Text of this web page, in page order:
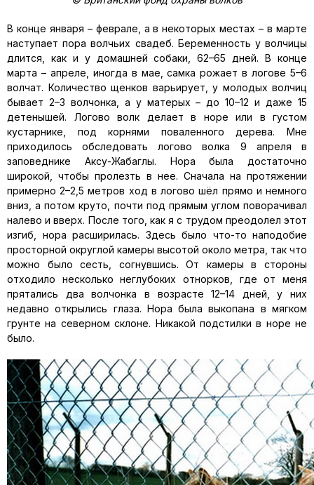
В конце января – феврале, а в некоторых местах – в марте
наступает пора волчьих свадеб. Беременность у волчицы
длится, как и у домашней собаки, 62–65 дней. В конце
марта – апреле, иногда в мае, самка рожает в логове 5–6
волчат. Количество щенков варьирует, у молодых волчиц
бывает 2–3 волчонка, а у матерых – до 10–12 и даже 15
детенышей. Логово волк делает в норе или в густом
кустарнике, под корнями поваленного дерева. Мне
приходилось обследовать логово волка 9 апреля в
заповеднике Аксу-Жабаглы. Нора была достаточно
широкой, чтобы пролезть в нее. Сначала на протяжении
примерно 2–2,5 метров ход в логово шёл прямо и немного
вниз, а потом круто, почти под прямым углом поворачивал
налево и вверх. После того, как я с трудом преодолел этот
изгиб, нора расширилась. Здесь было что-то наподобие
просторной округлой камеры высотой около метра, так что
можно было сесть, согнувшись. От камеры в стороны
отходило несколько неглубоких отнорков, где от меня
прятались два волчонка в возрасте 12–14 дней, у них
недавно открылись глаза. Нора была выкопана в мягком
грунте на северном склоне. Никакой подстилки в норе не
было.